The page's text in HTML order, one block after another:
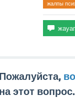
жалпы
Пожалуйста,
на этот вопрос.